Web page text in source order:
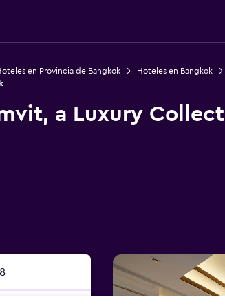
en Provincia de Bangkok
Hoteles en Bangkok
a Luxury